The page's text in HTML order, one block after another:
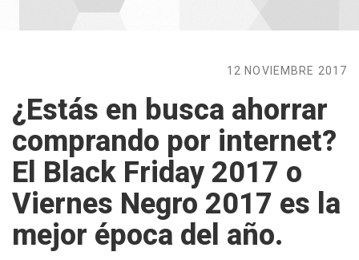
12 NOVIEMBRE 2017
¿Estás en busca ahorrar
comprando por internet?
El Black Friday 2017 o
Viernes Negro 2017 es la
mejor época del año.